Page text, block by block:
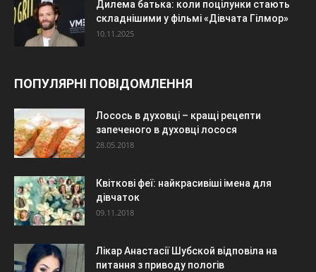
Дилема батька: коли поцілунки стають
складнішими у фільмі «Дівчата Гілмор»
10.11.2025
ПОПУЛЯРНІ ПОВІДОМЛЕННЯ
Лосось в духовці – кращі рецепти
запеченого в духовці лосося
28.05.2018
Квіткові феї: найкрасивіші імена для
дівчаток
09.11.2018
Лікар Анастасії Шубской відповіла на
питання з приводу пологів